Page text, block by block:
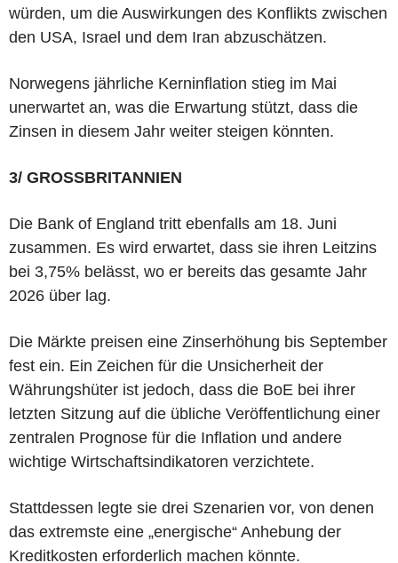
würden, um die Auswirkungen des Konflikts zwischen
den USA, Israel und dem Iran abzuschätzen.
Norwegens jährliche Kerninflation stieg im Mai
unerwartet an, was die Erwartung stützt, dass die
Zinsen in diesem Jahr weiter steigen könnten.
3/ GROSSBRITANNIEN
Die Bank of England tritt ebenfalls am 18. Juni
zusammen. Es wird erwartet, dass sie ihren Leitzins
bei 3,75% belässt, wo er bereits das gesamte Jahr
2026 über lag.
Die Märkte preisen eine Zinserhöhung bis September
fest ein. Ein Zeichen für die Unsicherheit der
Währungshüter ist jedoch, dass die BoE bei ihrer
letzten Sitzung auf die übliche Veröffentlichung einer
zentralen Prognose für die Inflation und andere
wichtige Wirtschaftsindikatoren verzichtete.
Stattdessen legte sie drei Szenarien vor, von denen
das extremste eine „energische“ Anhebung der
Kreditkosten erforderlich machen könnte.